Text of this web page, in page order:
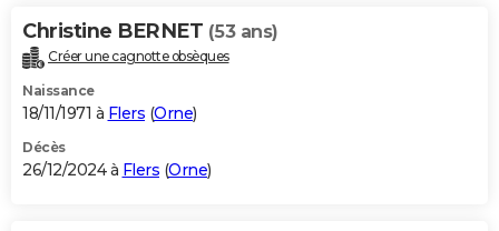
Christine BERNET (53 ans)
Créer une cagnotte obsèques
Naissance
18/11/1971 à Flers (Orne)
Décès
26/12/2024 à Flers (Orne)